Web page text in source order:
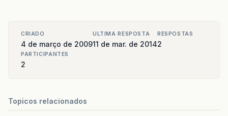
CRIADO
4 de março de 2009
ULTIMA RESPOSTA
11 de mar. de 2014
RESPOSTAS
2
PARTICIPANTES
2
Topicos relacionados